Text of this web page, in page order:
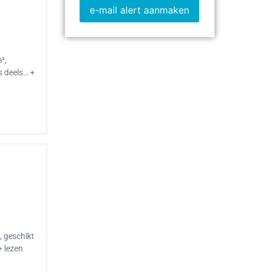
deels… +
geschikt
lezen
e-mail alert aanmaken